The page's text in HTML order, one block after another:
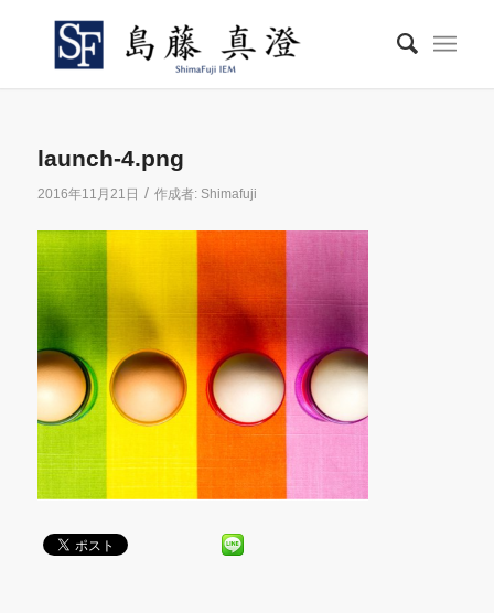
launch-4.png
2016年11月21日 / 作成者: Shimafuji